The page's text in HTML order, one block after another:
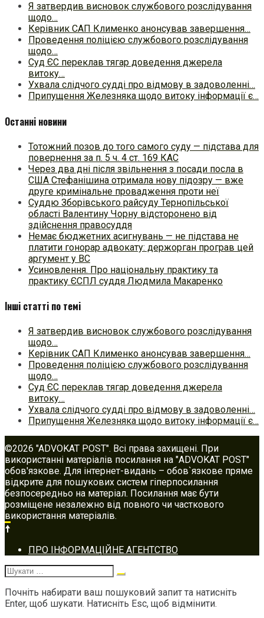
Я затвердив висновок службового розслідування
щодо…
Керівник САП Клименко анонсував завершення…
Проведення поліцією службового розслідування
щодо…
Суд ЄС переклав тягар доведення джерела
витоку…
Ухвала слідчого судді про відмову в задоволенні…
Припущення Железняка щодо витоку інформації є…
Останні новини
Тотожний позов до того самого суду — підстава для
повернення за п. 5 ч. 4 ст. 169 КАС
Через два дні після звільнення з посади посла в
США Стефанішина отримала нову підозру — вже
друге кримінальне провадження проти неї
Суддю Зборівського райсуду Тернопільської
області Валентину Чорну відсторонено від
здійснення правосуддя
Немає бюджетних асигнувань — не підстава не
платити гонорар адвокату: держорган програв цей
аргумент у ВС
Усиновлення. Про національну практику та
практику ЄСПЛ суддя Людмила Макаренко
Інші статті по темі
Я затвердив висновок службового розслідування
щодо…
Керівник САП Клименко анонсував завершення…
Проведення поліцією службового розслідування
щодо…
Суд ЄС переклав тягар доведення джерела
витоку…
Ухвала слідчого судді про відмову в задоволенні…
Припущення Железняка щодо витоку інформації є…
©2026 "ADVOKAT POST". Всі права захищені. При
використанні матеріалів посилання на "ADVOKAT POST"
обов'язкове. Для інтернет-видань – обов`язкове пряме
відкрите для пошукових систем гіперпосилання
безпосередньо на матеріал. Посилання має бути
розміщене незалежно від повного чи часткового
використання матеріалів.
Footer
navigation
ПРО ІНФОРМАЦІЙНЕ АГЕНТСТВО
Шукати:
Почніть набирати ваш пошуковий запит та натисніть
Enter, щоб шукати. Натисніть Esc, щоб відмінити.